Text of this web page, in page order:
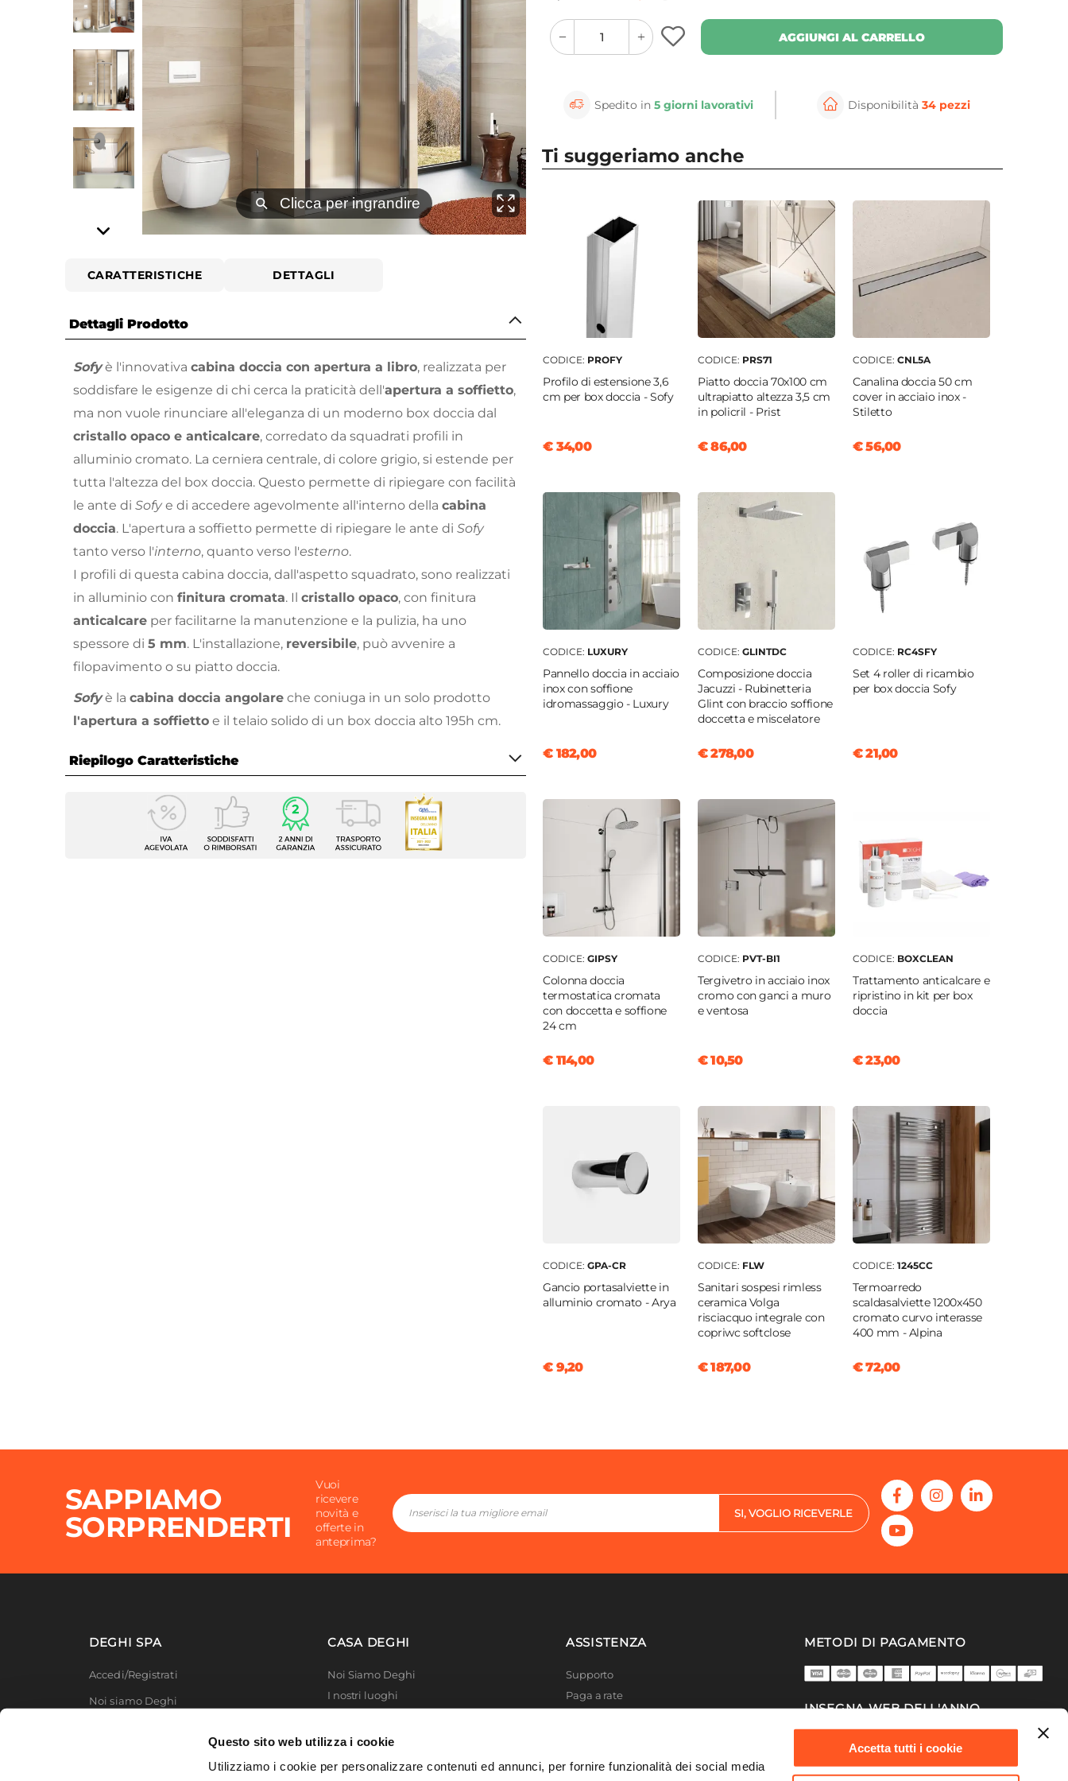
Questo sito web utilizza i cookie
Utilizziamo i cookie per personalizzare contenuti ed annunci, per fornire funzionalità dei social media
Accetta tutti i cookie
⚲ Clicca per ingrandire Clicca per ingrandire
CARATTERISTICHE DETTAGLI
Dettagli Prodotto
Sofyè l'innovativa cabina doccia con apertura a libro, realizzata per
soddisfare le esigenze di chi cerca la praticità dell'apertura a soffietto,
ma non vuole rinunciare all'eleganza di un moderno box doccia dal
cristallo opaco e anticalcare, corredato da squadrati profili in
alluminio cromato. La cerniera centrale, di colore grigio, si estende per
tutta l'altezza del box doccia. Questo permette di ripiegare con facilità
le ante di Sofy e di accedere agevolmente all'interno della cabina
doccia. L'apertura a soffietto permette di ripiegare le ante di Sofy
tanto verso l'interno, quanto verso l'esterno.
I profili di questa cabina doccia, dall'aspetto squadrato, sono realizzati
in alluminio con finitura cromata. Il cristallo opaco, con finitura
anticalcare per facilitarne la manutenzione e la pulizia, ha uno
spessore di 5 mm. L'installazione, reversibile, può avvenire a
filopavimento o su piatto doccia.
Sofyè la cabina doccia angolare che coniuga in un solo prodotto
l'apertura a soffietto e il telaio solido di un box doccia alto 195h cm.
Riepilogo Caratteristiche
Caratteristiche
Nicchia
Larghezza
95 cm
quantity
button
quantity
minus
button
AGGIUNGI AL CARRELLO
Spedito in5 giorni lavorativi Disponibilità 34 pezzi
Ti suggeriamo anche
CODICE: PROFY
Profilo di estensione 3,6
cm per box doccia - Sofy
€ 34,00
CODICE: PRS71
Piatto doccia 70x100 cm
ultrapiatto altezza 3,5 cm
in policril - Prist
€ 86,00
CODICE: CNL5A
Canalina doccia 50 cm
cover in acciaio inox -
Stiletto
€ 56,00
CODICE: LUXURY
Pannello doccia in acciaio
inox con soffione
idromassaggio - Luxury
€ 182,00
CODICE: GLINTDC
Composizione doccia
Jacuzzi - Rubinetteria
Glint con braccio soffione
doccetta e miscelatore
€ 278,00
CODICE: RC4SFY
Set 4 roller di ricambio
per box doccia Sofy
€ 21,00
CODICE: GIPSY
Colonna doccia
termostatica cromata
con doccetta e soffione
24 cm
€ 114,00
CODICE: PVT-BI1
Tergivetro in acciaio inox
cromo con ganci a muro
e ventosa
€ 10,50
CODICE: BOXCLEAN
Trattamento anticalcare e
ripristino in kit per box
doccia
€ 23,00
CODICE: GPA-CR
Gancio portasalviette in
alluminio cromato - Arya
€ 9,20
CODICE: FLW
Sanitari sospesi rimless
ceramica Volga
risciacquo integrale con
copriwc softclose
€ 187,00
CODICE: 1245CC
Termoarredo
scaldasalviette 1200x450
cromato curvo interasse
400 mm - Alpina
€ 72,00
SAPPIAMO
SORPRENDERTI
Vuoi
ricevere
novità e
offerte in
anteprima?
SI, VOGLIO RICEVERLE
DEGHI SPA
Accedi/Registrati
Noi siamo Deghi
CASA DEGHI
Noi Siamo Deghi
I nostri luoghi
MFT - La produzione
ASSISTENZA
Supporto
Paga a rate
METODI DI PAGAMENTO
INSEGNA WEB DELL'ANNO